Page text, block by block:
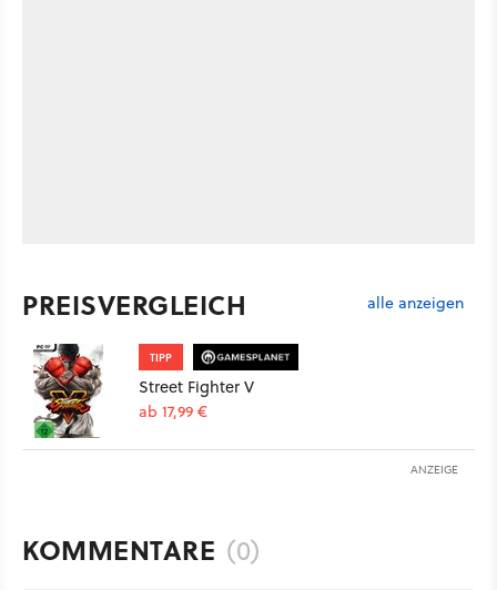
PREISVERGLEICH alle anzeigen
TIPP
Street Fighter V
ab 17,99 €
ANZEIGE
KOMMENTARE (0)